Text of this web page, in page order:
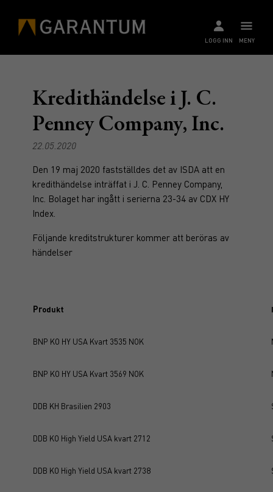
MENY
LOGG INN
Kredithändelse i J. C.
Penney Company, Inc.
22.05.2020
Den 19 maj 2020 fastställdes det av ISDA att en
kredithändelse inträffat i J. C. Penney Company,
Inc. Bolaget har ingått i serierna 23-34 av CDX HY
Index.
Följande kreditstrukturer kommer att beröras av
händelser
Produkt
BNP KO HY USA Kvart 3535 NOK
BNP KO HY USA Kvart 3569 NOK
DDB KH Brasilien 2903
DDB KO High Yield USA kvart 2712
DDB KO High Yield USA kvart 2738